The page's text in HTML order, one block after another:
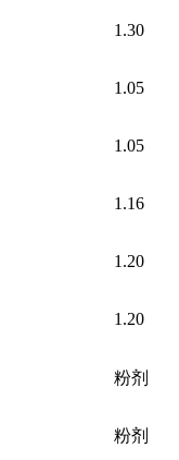
1.30
1.05
1.05
1.16
1.20
1.20
粉剂
粉剂